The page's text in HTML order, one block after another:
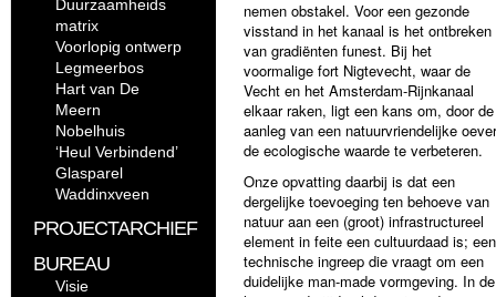
Duurzaamheids
matrix
Voorlopig ontwerp
Legmeerbos
Hart van De
Meern
Nobelhuis
‘Heul Verbindend’
Glasparel
Waddinxveen
PROJECTARCHIEF
BUREAU
Visie
nemen obstakel. Voor een gezonde
visstand in het kanaal is het ontbreken
van gradiënten funest. Bij het
voormalige fort Nigtevecht, waar de
Vecht en het Amsterdam-Rijnkanaal
elkaar raken, ligt een kans om, door de
aanleg van een natuurvriendelijke
de ecologische waarde te verbeteren.
Onze opvatting daarbij is dat een
dergelijke toevoeging ten behoeve van
natuur aan een (groot) infrastructureel
element in feite een cultuurdaad is; een
technische ingreep die vraagt om een
duidelijke man-made vormgeving. In de